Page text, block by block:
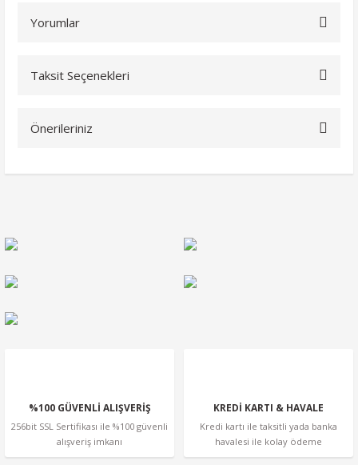
Yorumlar
Taksit Seçenekleri
Önerileriniz
Ürün resmi kalitesiz, bozuk veya görüntülenemiyor.
Ürün açıklamasında eksik bilgiler bulunuyor.
%100 GÜVENLİ ALIŞVERİŞ
256bit SSL Sertifikası ile %100 güvenli
alışveriş imkanı
KREDİ KARTI & HAVALE
Kredi kartı ile taksitli yada banka
havalesi ile kolay ödeme